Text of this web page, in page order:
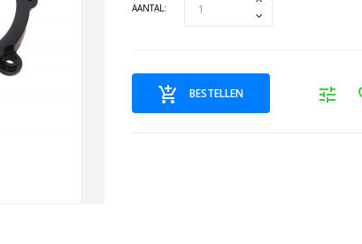
AANTAL:
BESTELLEN